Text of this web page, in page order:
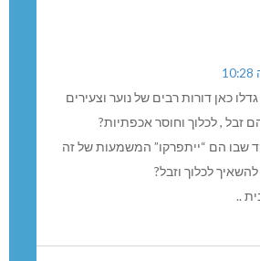
כאן דורות רבים של נוער וצעירים
זבל , לכלוך וחוסר אכפתיות?
שבו הם “ייתפרקו” המשמעות של זה
לכלוך וזבל?
..